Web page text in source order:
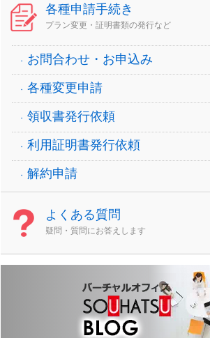
各種申請手続き
プラン変更・証明書類の発行など
お問合わせ・お申込み
各種変更申請
領収書発行依頼
利用証明書発行依頼
解約申請
よくある質問
疑問・質問にお答えします